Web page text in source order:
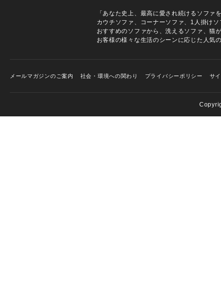
「あなた史上、最高に愛され続けるソフ
カウチソファ、コーナーソファ、1人掛け
おすすめのソファから、洗えるソファ、猫
お客様の様々な生活のシーンに応じた人気
メールマガジンのご案内 社会・環境への関わり プライバシーポリシー サ